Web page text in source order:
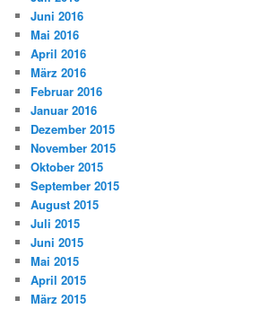
Juni 2016
Mai 2016
April 2016
März 2016
Februar 2016
Januar 2016
Dezember 2015
November 2015
Oktober 2015
September 2015
August 2015
Juli 2015
Juni 2015
Mai 2015
April 2015
März 2015